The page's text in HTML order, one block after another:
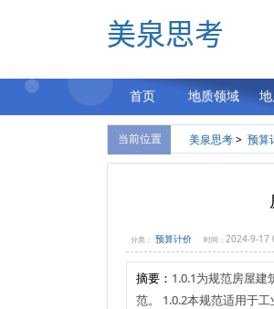
美泉思考
首页
地质领域
基础地
地质矿产
水文地质与
农业地质与生
地质实验
当前位置 美泉思考> 预算
分类： 预算计价 时间： 2024-9-17
摘要： 1.0.1为规范房屋
范。 1.0.2本规范适用于